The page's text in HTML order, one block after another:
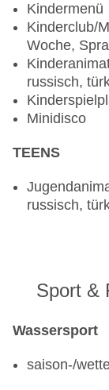
Kindermenü
Kinderclub/
Woche,
russisch,
Minidisco
TEENS
russisch,
Sport &
Wassersport
saison-/